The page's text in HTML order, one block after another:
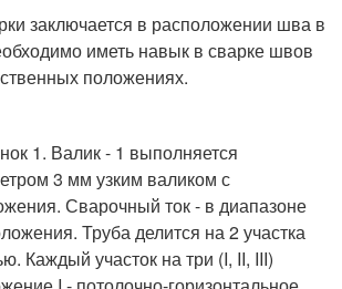
заключается в расположении шва в
иметь навык в сварке швов
положениях.
1. Валик - 1 выполняется
3 мм узким валиком с
Сварочный ток - в диапазоне
Труба делится на 2 участка
Каждый участок на три (I, II, III)